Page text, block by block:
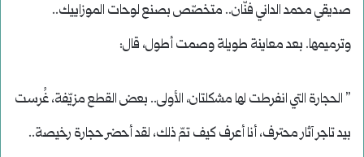
صديقي محمد الداني فنّان.. متخصّص بصنع لوحات الموزاييك..
وترميمها. بعد معاينة طويلة وصمت أطول، قال:
” الحجارة التي انفرطت لها مشكلتان، الأولى.. بعض القطع مزيّفة، غُرست
بيد تاجر آثار محترف، أنا أعرف كيف تمّ ذلك، لقد أحضر حجارة رخيصة..